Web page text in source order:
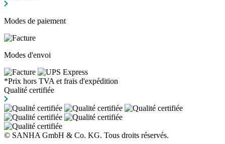
Modes de paiement
Modes d'envoi
*Prix hors TVA et frais d'expédition
Qualité certifiée
© SANHA GmbH & Co. KG. Tous droits réservés.